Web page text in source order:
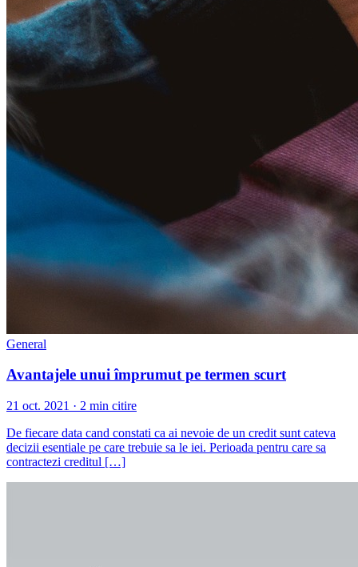
General
Avantajele unui împrumut pe termen scurt
21 oct. 2021 · 2 min citire
De fiecare data cand constati ca ai nevoie de un credit sunt cateva
decizii esentiale pe care trebuie sa le iei. Perioada pentru care sa
contractezi creditul […]